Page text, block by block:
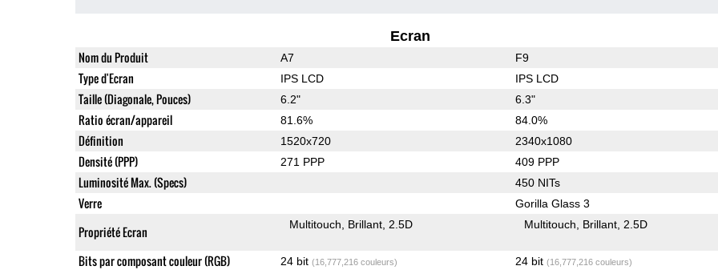
Ecran
Nom du Produit A7 F9
Type d'Ecran IPS LCD IPS LCD
Taille (Diagonale, Pouces) 6.2" 6.3"
Ratio écran/appareil 81.6% 84.0%
Définition 1520x720 2340x1080
Densité (PPP) 271 PPP 409 PPP
Luminosité Max. (Specs) 450 NITs
Verre Gorilla Glass 3
Propriété Ecran Multitouch Brillant 2.5D Multitouch Brillant 2.5D
Bits par composant couleur (RGB) 24 bit (16,777,216 couleurs) 24 bit (16,777,216 couleurs)